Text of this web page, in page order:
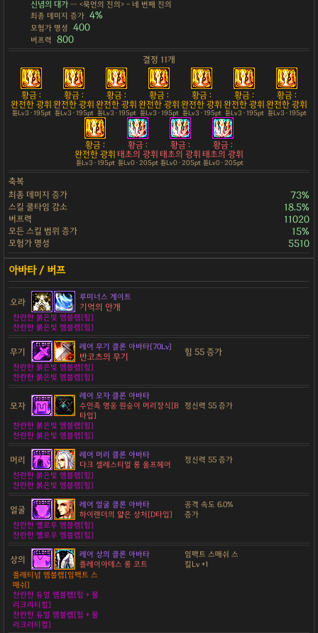
신념의 대가— <묵언의 진의> - 네 번째 진의
최종 데미지 증가 4%
모험가 명성 400
버프력 800
결정 11개
황금 :
완전한 광휘
튠Lv3 · 195pt
황금 :
완전한 광휘
튠Lv3 · 195pt
황금 :
완전한 광휘
튠Lv3 · 195pt
황금 :
완전한 광휘
튠Lv3 · 195pt
황금 :
완전한 광휘
튠Lv3 · 195pt
황금 :
완전한 광휘
튠Lv3 · 195pt
황금 :
완전한 광휘
튠Lv3 · 195pt
황금 :
완전한 광휘
튠Lv3 · 195pt
황금 :
태초의 광휘
튠Lv0 · 205pt
황금 :
태초의 광휘
튠Lv0 · 205pt
황금 :
태초의 광휘
튠Lv0 · 205pt
축복
최종 데미지 증가
73%
스킬 쿨타임 감소 18.5%
버프력 11020
모든 스킬 범위 증가 15%
모험가 명성 5510
오라 루미너스 게이트
기억의 안개
찬란한 붉은빛 엠블렘[힘]
찬란한 붉은빛 엠블렘[힘]
무기 레어 무기 클론 아바타[70Lv]
반코츠의 무기 힘 55 증가
찬란한 붉은빛 엠블렘[힘]
찬란한 붉은빛 엠블렘[힘]
모자
레어 모자 클론 아바타
수인족 영웅 원숭이 머리장식[B
타입]
정신력 55 증가
찬란한 붉은빛 엠블렘[힘]
찬란한 붉은빛 엠블렘[힘]
머리
레어 머리 클론 아바타
다크 셀레스티얼 롱 울프헤어
정신력 55 증가
찬란한 붉은빛 엠블렘[힘]
찬란한 붉은빛 엠블렘[힘]
얼굴
레어 얼굴 클론 아바타
하이랜더의 얇은 상처[D타입]
공격 속도 6.0%
증가
찬란한 옐로우 엠블렘[힘]
찬란한 옐로우 엠블렘[힘]
상의
레어 상의 클론 아바타
플레이아데스 롱 코트
임팩트 스매쉬 스
킬Lv +1
플래티넘 엠블렘[임팩트 스
매쉬]
찬란한 듀얼 엠블렘[힘 + 물
리크리티컬]
찬란한 듀얼 엠블렘[힘 + 물
리크리티컬]